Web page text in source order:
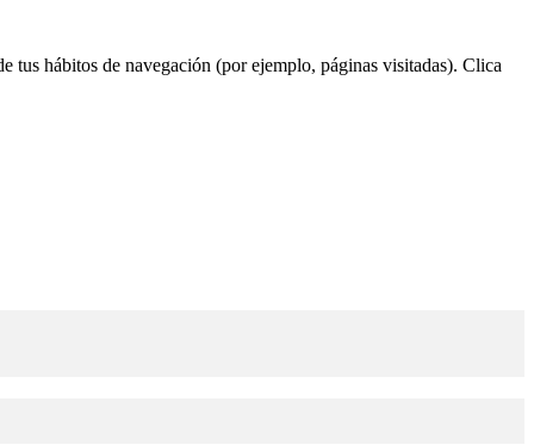
tus hábitos de navegación (por ejemplo, páginas visitadas). Clica